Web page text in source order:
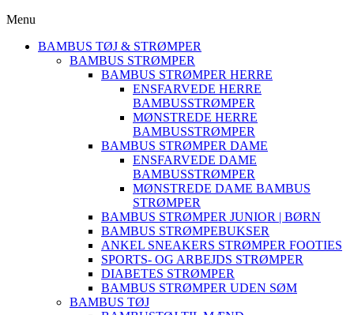
Menu
BAMBUS TØJ & STRØMPER
BAMBUS STRØMPER
BAMBUS STRØMPER HERRE
ENSFARVEDE HERRE
BAMBUSSTRØMPER
MØNSTREDE HERRE
BAMBUSSTRØMPER
BAMBUS STRØMPER DAME
ENSFARVEDE DAME
BAMBUSSTRØMPER
MØNSTREDE DAME BAMBUS
STRØMPER
BAMBUS STRØMPER JUNIOR | BØRN
BAMBUS STRØMPEBUKSER
ANKEL SNEAKERS STRØMPER FOOTIES
SPORTS- OG ARBEJDS STRØMPER
DIABETES STRØMPER
BAMBUS STRØMPER UDEN SØM
BAMBUS TØJ